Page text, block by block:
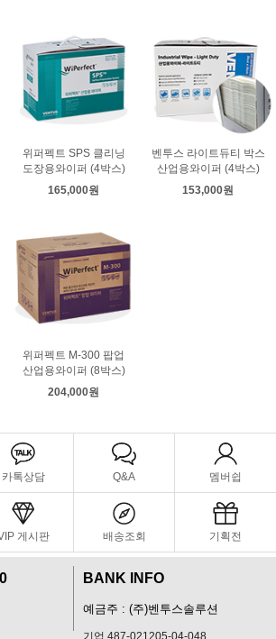
위퍼펙트 SPS 클리닝
도장용와이퍼 (4박스)
165,000원
벤투스 라이트듀티 박스
산업용와이퍼 (4박스)
153,000원
위퍼펙트 M-300 팝업
산업용와이퍼 (8박스)
204,000원
카톡상담 Q&A 멤버쉽
게시판 배송조회 기획전
BANK INFO
예금주 : (주)벤투스솔루션
기업 487-021205-04-048